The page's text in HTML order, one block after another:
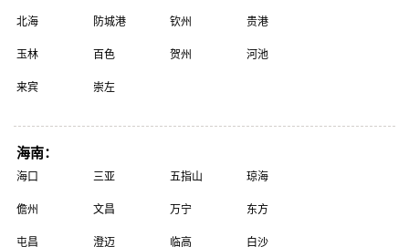
北海 防城港 钦州 贵港
玉林 百色 贺州 河池
来宾 崇左
海南：
海口 三亚 五指山 琼海
儋州 文昌 万宁 东方
屯昌 澄迈 临高 白沙